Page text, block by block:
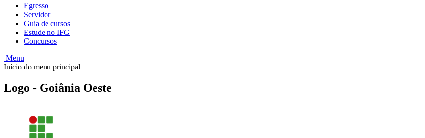
Egresso
Servidor
Guia de cursos
Estude no IFG
Concursos
Menu
Início do menu principal
Logo - Goiânia Oeste